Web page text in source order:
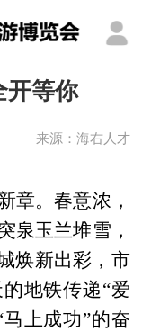
开等你
来源：海右人才
。春意浓，
泉玉兰堆雪，
焕新出彩，市
地铁传递“爱
上成功”的奋